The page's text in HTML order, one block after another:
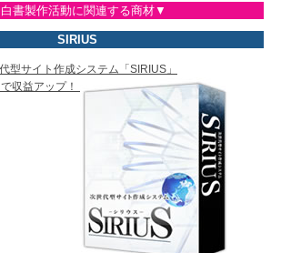
書製作活動に関連する商材▼
SIRIUS
型サイト作成システム「SIRIUS」
収益アップ！